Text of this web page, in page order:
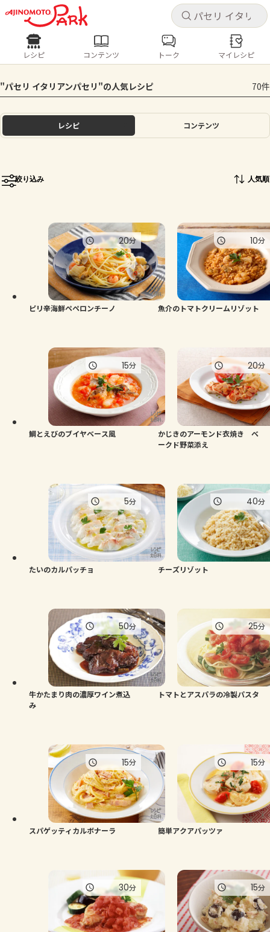
キャ
ログインするとレシピを保存できます
ログイン
ホーム
トーク
よくあるお問い合わせ
お買い物
キャ
レシピ コンテンツ
人気の食材・レシピ
きゅうり なす トマト とうもろこし
ピーマン
レシピ コンテンツ トーク マイレシピ
"パセリ イタリアンパセリ"の人気レシピ 70件
レシピ コンテンツ
絞り込み 人気順
ピリ辛海鮮ペペロンチーノ
20分
魚介のトマトクリームリゾット
10分
鯛とえびのブイヤベース風
15分
かじきのアーモンド衣焼き ベ
ークド野菜添え
20分
たいのカルパッチョ
5分
チーズリゾット
40分
牛かたまり肉の濃厚ワイン煮込
み
50分
トマトとアスパラの冷製パスタ
25分
スパゲッティカルボナーラ
15分
簡単アクアパッツァ
15分
30分 15分